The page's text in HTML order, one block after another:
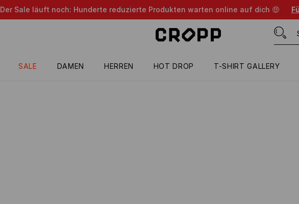
Der Sale läuft noch: Hunderte reduzierte Produkten warten online auf dich 🤑
SALE DAMEN HERREN HOT DROP T-SHIRT GALLERY